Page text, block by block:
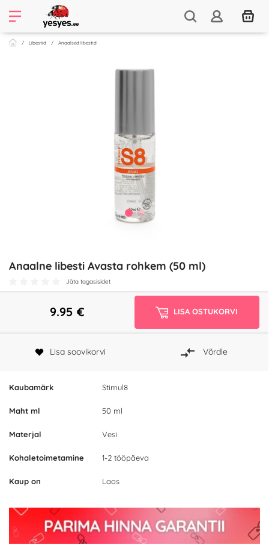
Libestid Anaalsed libestid
Anaalne libesti Avasta rohkem (50 ml)
Jäta tagasisidet
Kaubamärk Stimul8
Maht ml 50 ml
Materjal Vesi
Kohaletoimetamine 1-2 tööpäeva
Kaup on Laos
9.95 € LISA OSTUKORVI
Lisa soovikorvi Võrdle